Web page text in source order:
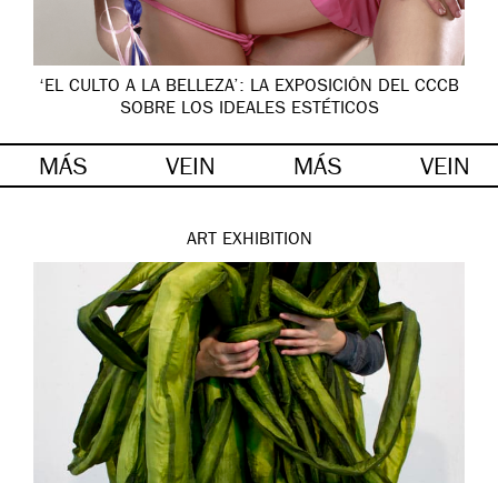
‘EL CULTO A LA BELLEZA’: LA EXPOSICIÓN DEL CCCB
SOBRE LOS IDEALES ESTÉTICOS
MÁS VEIN MÁS VEIN
ART EXHIBITION